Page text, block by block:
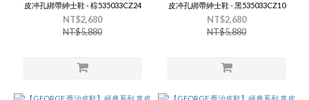
皮冲孔綁帶紳士鞋 - 棕535033CZ24
NT$2,680
NT$5,880
皮冲孔綁帶紳士鞋 - 黑535033CZ10
NT$2,680
NT$5,880